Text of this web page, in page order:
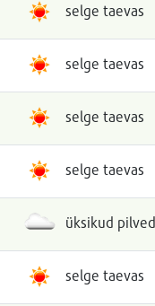
selge taevas
selge taevas
selge taevas
selge taevas
üksikud pilved
selge taevas